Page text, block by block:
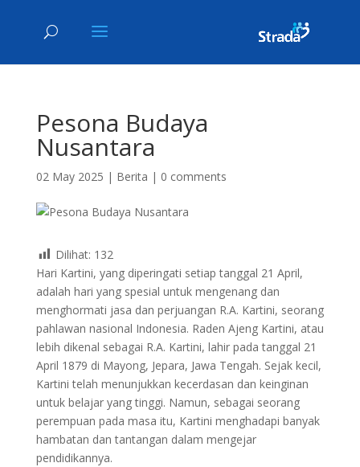
Pesona Budaya
Nusantara
02 May 2025 | Berita | 0 comments
Dilihat: 132
Hari Kartini, yang diperingati setiap tanggal 21 April,
adalah hari yang spesial untuk mengenang dan
menghormati jasa dan perjuangan R.A. Kartini, seorang
pahlawan nasional Indonesia. Raden Ajeng Kartini, atau
lebih dikenal sebagai R.A. Kartini, lahir pada tanggal 21
April 1879 di Mayong, Jepara, Jawa Tengah. Sejak kecil,
Kartini telah menunjukkan kecerdasan dan keinginan
untuk belajar yang tinggi. Namun, sebagai seorang
perempuan pada masa itu, Kartini menghadapi banyak
hambatan dan tantangan dalam mengejar
pendidikannya.